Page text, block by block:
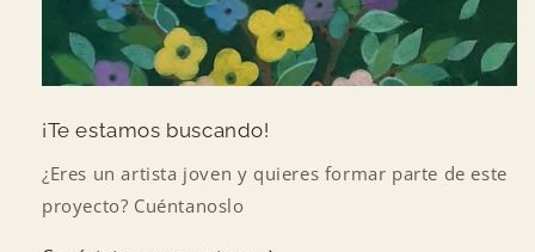
¡Te estamos buscando!
¿Eres un artista joven y quieres formar parte de este
proyecto? Cuéntanoslo